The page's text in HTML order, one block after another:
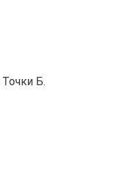
Точки Б.